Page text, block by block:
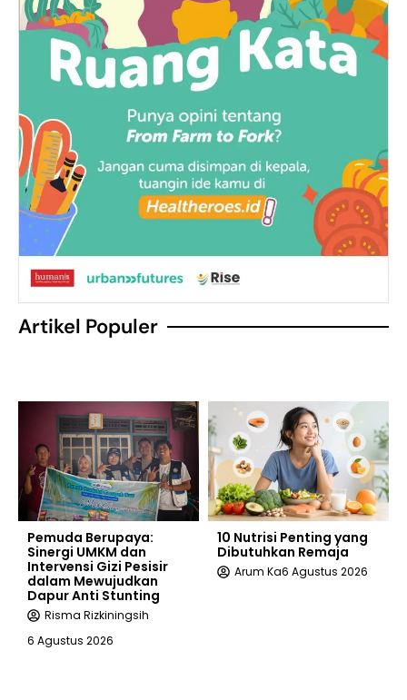
Artikel Populer
Pemuda Berupaya:
Sinergi UMKM dan
Intervensi Gizi Pesisir
dalam Mewujudkan
Dapur Anti Stunting
Risma Rizkiningsih
6 Agustus 2026
10 Nutrisi Penting yang
Dibutuhkan Remaja
Arum Ka6 Agustus 2026